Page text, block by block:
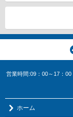
営業時間:09：00～17：
ホーム